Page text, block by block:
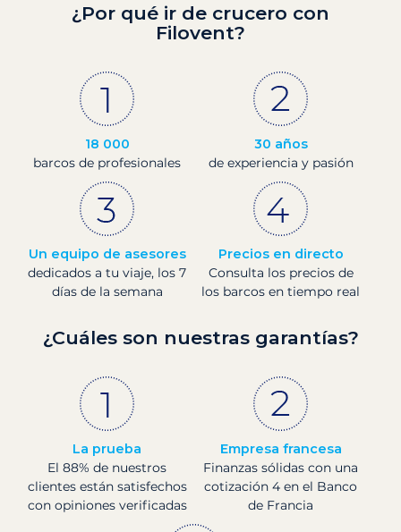
¿Por qué ir de crucero con
Filovent?
18 000
barcos de profesionales
30 años
de experiencia y pasión
Un equipo de asesores
dedicados a tu viaje, los 7
días de la semana
Precios en directo
Consulta los precios de
los barcos en tiempo real
¿Cuáles son nuestras garantías?
La prueba
El 88% de nuestros
clientes están satisfechos
con opiniones verificadas
Empresa francesa
Finanzas sólidas con una
cotización 4 en el Banco
de Francia